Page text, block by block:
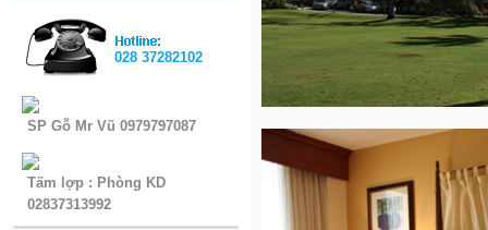
028 37282102
SP Gỗ Mr Vũ 0979797087
Tấm lợp : Phòng KD
02837313992